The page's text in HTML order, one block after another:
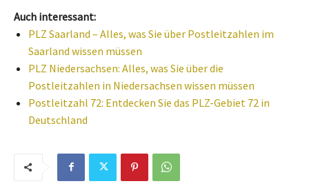
Auch interessant:
PLZ Saarland – Alles, was Sie über Postleitzahlen im
Saarland wissen müssen
PLZ Niedersachsen: Alles, was Sie über die
Postleitzahlen in Niedersachsen wissen müssen
Postleitzahl 72: Entdecken Sie das PLZ-Gebiet 72 in
Deutschland